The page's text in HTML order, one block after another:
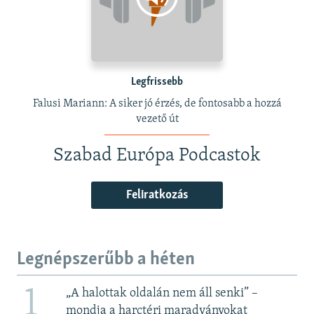
Legfrissebb
Falusi Mariann: A siker jó érzés, de fontosabb a hozzá
vezető út
Szabad Európa Podcastok
Feliratkozás
Legnépszerűbb a héten
1
„A halottak oldalán nem áll senki” –
mondja a harctéri maradványokat